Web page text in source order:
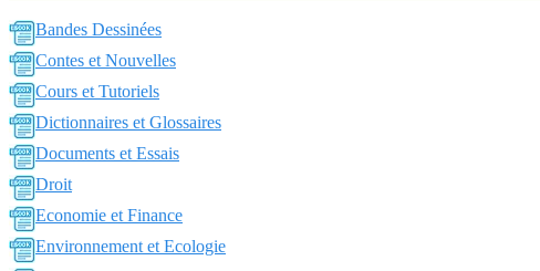
Bandes Dessinées
Contes et Nouvelles
Cours et Tutoriels
Dictionnaires et Glossaires
Documents et Essais
Droit
Economie et Finance
Environnement et Ecologie